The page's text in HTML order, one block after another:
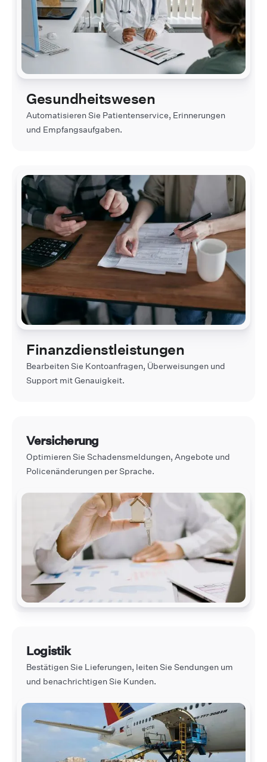
Gesundheitswesen
Automatisieren Sie Patientenservice, Erinnerungen
und Empfangsaufgaben.
Finanzdienstleistungen
Bearbeiten Sie Kontoanfragen, Überweisungen und
Support mit Genauigkeit.
Versicherung
Optimieren Sie Schadensmeldungen, Angebote und
Policenänderungen per Sprache.
Logistik
Bestätigen Sie Lieferungen, leiten Sie Sendungen um
und benachrichtigen Sie Kunden.